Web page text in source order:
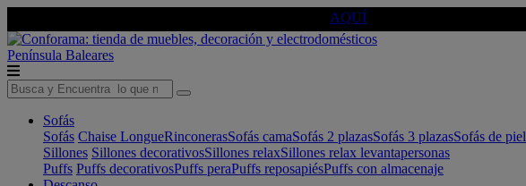
AQUÍ
Península Baleares
Sofás
Sofás Chaise LongueRinconerasSofás camaSofás 2 plazasSofás 3 plazasSofás de piel
Sillones Sillones decorativosSillones relaxSillones relax levantapersonas
Puffs Puffs decorativosPuffs peraPuffs reposapiésPuffs con almacenaje